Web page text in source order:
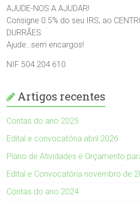
AJUDE-NOS A AJUDAR!
Consigne 0.5% do seu IRS, ao
DURRÃES
Ajude…sem encargos!
NIF 504 204 610
Artigos recentes
Contas do ano 2025
Edital e convocatória abril 2026
Plano de Atividades e Orçamento
Edital e Convocatória novembro de
Contas do ano 2024